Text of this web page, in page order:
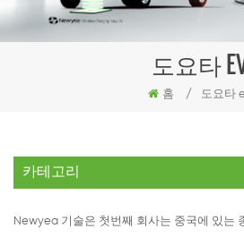
도요타
홈 / 도요타
카테고리
Newyea 기술은 첫번째 회사는 중국에 있는